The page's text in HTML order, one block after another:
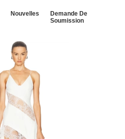
Nouvelles
Demande De
Soumission